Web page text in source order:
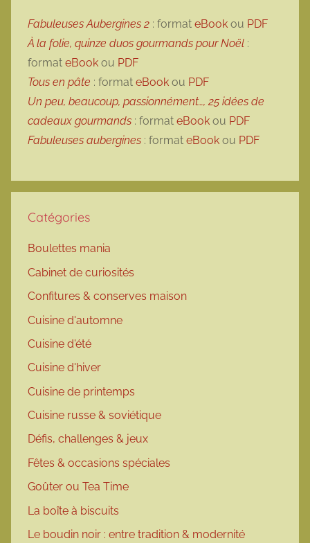
Fabuleuses Aubergines 2 : format eBook ou PDF
À la folie, quinze duos gourmands pour Noël :
format eBook ou PDF
Tous en pâte : format eBook ou PDF
Un peu, beaucoup, passionnément…, 25 idées de
cadeaux gourmands : format eBook ou PDF
Fabuleuses aubergines : format eBook ou PDF
Catégories
Boulettes mania
Cabinet de curiosités
Confitures & conserves maison
Cuisine d'automne
Cuisine d'été
Cuisine d'hiver
Cuisine de printemps
Cuisine russe & soviétique
Défis, challenges & jeux
Fêtes & occasions spéciales
Goûter ou Tea Time
La boîte à biscuits
Le boudin noir : entre tradition & modernité